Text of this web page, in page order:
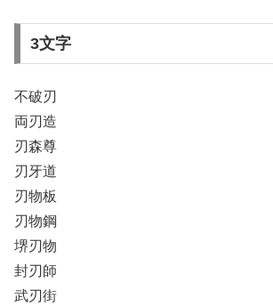
3文字
不破刃
両刃造
刃森尊
刃牙道
刃物板
刃物鋼
堺刃物
封刃師
武刃街